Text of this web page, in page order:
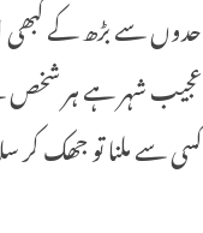
حدوں سے بڑھ کے کبھی
عجیب شہر ہے ہر شخص
کسی سے ملنا تو جھک کر